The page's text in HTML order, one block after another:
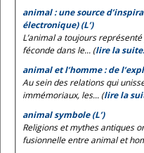
animal : une source
électronique) (L’)
L’animal a toujours
féconde dans le... (lire la
animal et l’homme : de
Au sein des relations qui
immémoriaux, les... (lire la
animal symbole (L’)
Religions et mythes antiques
fusionnelle entre animal et